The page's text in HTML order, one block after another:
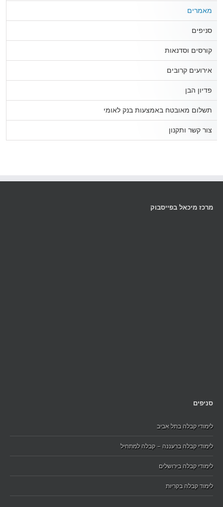
מאמרים
סניפים
קורסים וסדנאות
אירועים קרובים
פדיון הבן
תשלום מאובטח באמצעות בנק לאומי
צור קשר ותקנון
מרכז מיכאל בפייסבוק
סניפים
לימודי קבלה בתל אביב
לימודי קבלה ברעננה – קבלה למתחיל
לימודי קבלה בירושלים
לימוד קבלה בקריות